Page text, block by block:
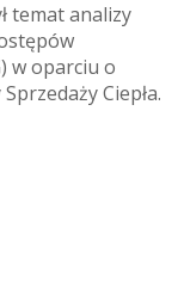
temat analizy
w oparciu o
Ciepła.